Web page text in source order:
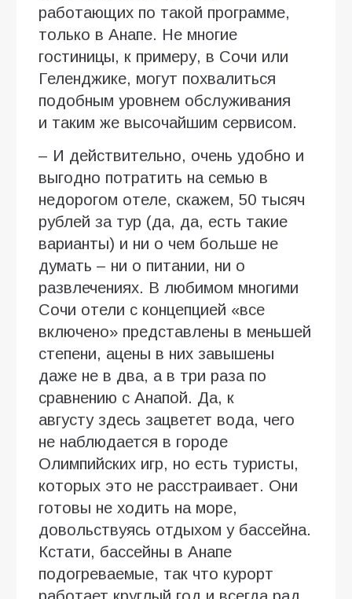
работающих по такой программе,
только в Анапе. Не многие
гостиницы, к примеру, в Сочи или
Геленджике, могут похвалиться
подобным уровнем обслуживания
и таким же высочайшим сервисом.
– И действительно, очень удобно и
выгодно потратить на семью в
недорогом отеле, скажем, 50 тысяч
рублей за тур (да, да, есть такие
варианты) и ни о чем больше не
думать – ни о питании, ни о
развлечениях. В любимом многими
Сочи отели с концепцией «все
включено» представлены в меньшей
степени, ацены в них завышены
даже не в два, а в три раза по
сравнению с Анапой. Да, к
августу здесь зацветет вода, чего
не наблюдается в городе
Олимпийских игр, но есть туристы,
которых это не расстраивает. Они
готовы не ходить на море,
довольствуясь отдыхом у бассейна.
Кстати, бассейны в Анапе
подогреваемые, так что курорт